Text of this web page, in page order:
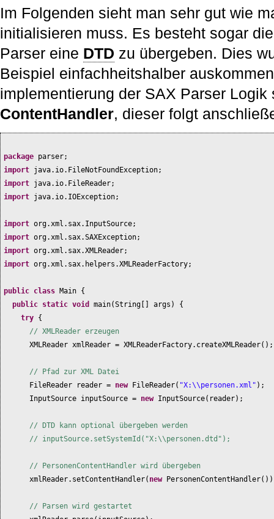
Im Folgenden sieht man sehr gut wie
initialisieren muss. Es besteht sogar
Parser eine DTD zu übergeben. Dies
Beispiel einfachheitshalber
implementierung der SAX Parser Logik
ContentHandler, dieser folgt
package parser;
import java.io.FileNotFoundException;
import java.io.FileReader;
import java.io.IOException;
import org.xml.sax.InputSource;
import org.xml.sax.SAXException;
import org.xml.sax.XMLReader;
import org.xml.sax.helpers.XMLReaderFactory;
public class Main {
public static void main(String args ) {
try {
// XMLReader erzeugen
XMLReader xmlReader = XMLReaderFactory.createXMLReader() ;
// Pfad zur XML Datei
FileReader reader = new FileReader( "X:\\personen.xml" ) ;
InputSource inputSource = new InputSource( reader) ;
// DTD kann optional übergeben werden
// inputSource.setSystemId("X:\\personen.dtd");
// PersonenContentHandler wird übergeben
xmlReader.setContentHandler( new PersonenContentHandler())
// Parsen wird gestartet